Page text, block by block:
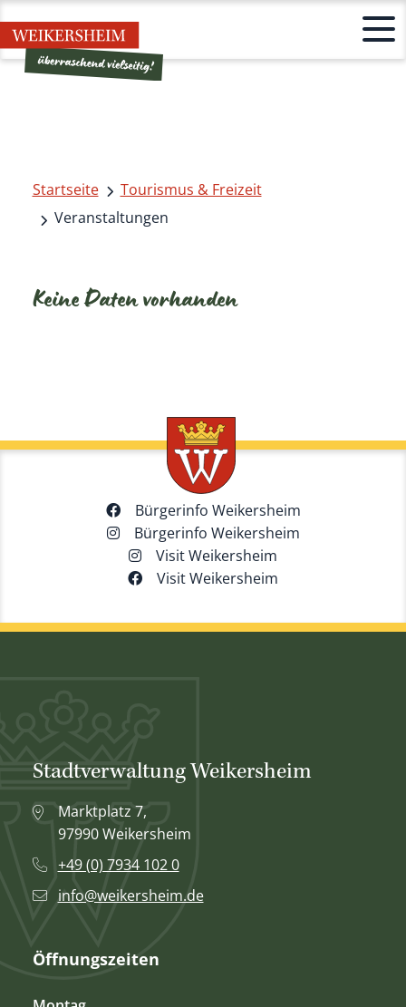
Startseite
Tourismus & Freizeit
Veranstaltungen
Keine Daten vorhanden
Bürgerinfo Weikersheim
Bürgerinfo Weikersheim
Visit Weikersheim
Visit Weikersheim
Stadtverwaltung Weikersheim
Marktplatz 7,
97990 Weikersheim
+49 (0) 7934 102 0
info@weikersheim.de
Öffnungszeiten